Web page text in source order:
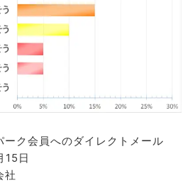
ク会員へのダイレクトメール
15日
社